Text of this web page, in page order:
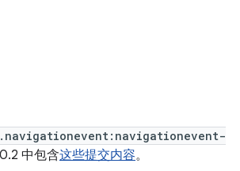
中包含这些提交内容。